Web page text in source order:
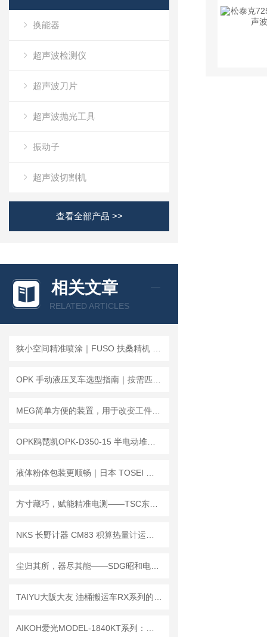
换能器
超声波检测仪
超声波刀片
超声波抛光工具
振动子
超声波切割机
查看全部产品 >>
相关文章
RELATED ARTICLES